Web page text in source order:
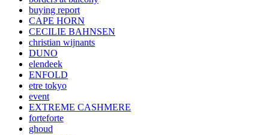
buying report
CAPE HORN
CECILIE BAHNSEN
christian wijnants
DUNO
elendeek
ENFOLD
etre tokyo
event
EXTREME CASHMERE
forteforte
ghoud